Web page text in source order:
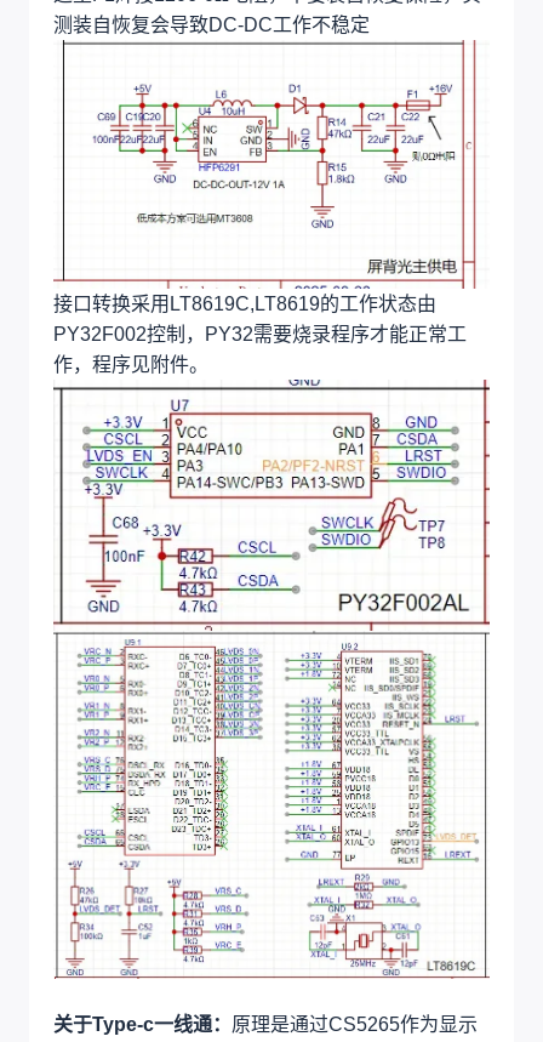
测装自恢复会导致DC-DC工作不稳定
接口转换采用LT8619C,LT8619的工作状态由
PY32F002控制，PY32需要烧录程序才能正常工
作，程序见附件。
关于Type-c一线通： 原理是通过CS5265作为显示